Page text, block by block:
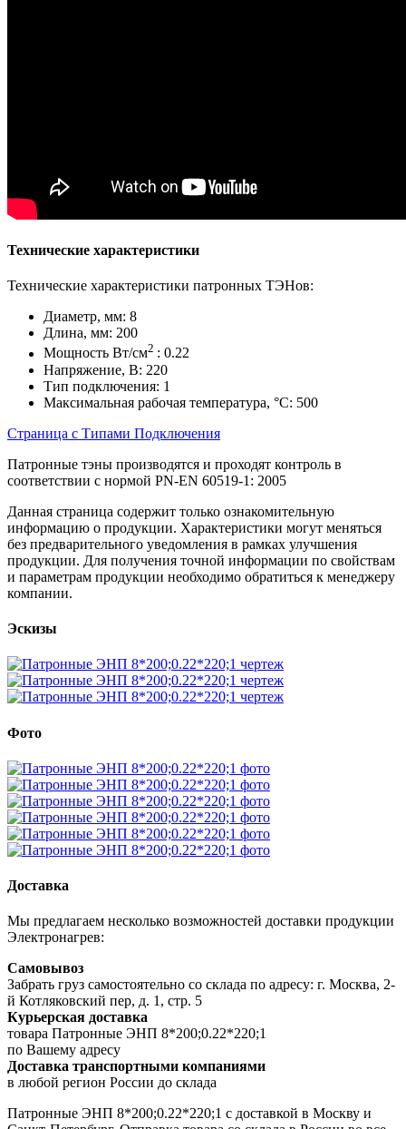
Технические характеристики
Технические характеристики патронных ТЭНов:
Диаметр, мм: 8
Длина, мм: 200
Мощность Вт/см2 : 0.22
Напряжение, В: 220
Тип подключения: 1
Максимальная рабочая температура, °С: 500
Страница с Типами Подключения
Патронные тэны производятся и проходят контроль в
соответствии с нормой PN-EN 60519-1: 2005
Данная страница содержит только ознакомительную
информацию о продукции. Характеристики могут меняться
без предварительного уведомления в рамках улучшения
продукции. Для получения точной информации по свойствам
и параметрам продукции необходимо обратиться к менеджеру
компании.
Эскизы
Фото
Доставка
Мы предлагаем несколько возможностей доставки продукции
Электронагрев:
Самовывоз
Забрать груз самостоятельно со склада по адресу: г. Москва, 2-
й Котляковский пер, д. 1, стр. 5
Курьерская доставка
товара Патронные ЭНП 8*200;0.22*220;1
по Вашему адресу
Доставка транспортными компаниями
в любой регион России до склада
Патронные ЭНП 8*200;0.22*220;1 с доставкой в Москву и